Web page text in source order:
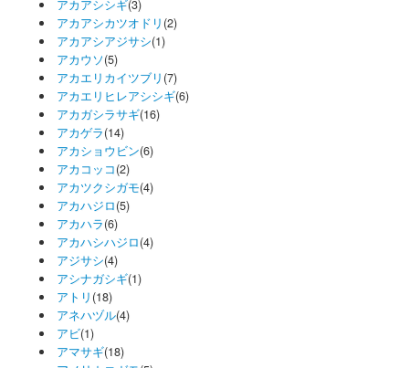
アカアシシギ(3)
アカアシカツオドリ (2)
アカアシアジサシ(1)
アカウソ(5)
アカエリカイツブリ (7)
アカエリヒレアシシギ(6)
アカガシラサギ(16)
アカゲラ(14)
アカショウビン(6)
アカコッコ(2)
アカツクシガモ(4)
アカハジロ(5)
アカハラ(6)
アカハシハジロ(4)
アジサシ(4)
アシナガシギ(1)
アトリ (18)
アネハヅル(4)
アビ(1)
アマサギ(18)